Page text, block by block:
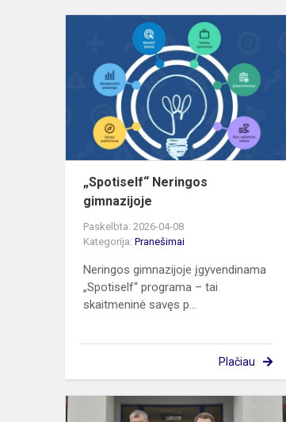
„Spotiself“ Neringos
gimnazijoje
Paskelbta: 2026-04-08
Kategorija: Pranešimai
Neringos gimnazijoje įgyvendinama
„Spotiself“ programa – tai
skaitmeninė savęs p...
Plačiau